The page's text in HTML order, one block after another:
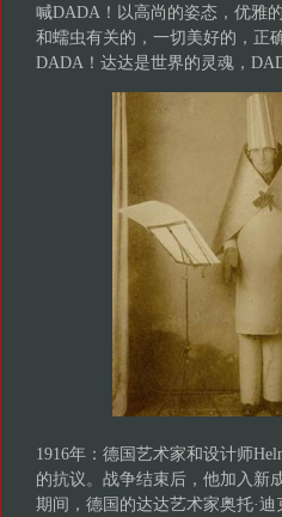
喊DADA！以高尚的姿态，优雅
和蠕虫有关的，一切美好的，正
DADA！达达是世界的灵魂，
1916年：德国艺术家和设计师
的抗议。战争结束后，他加入新
期间，德国的达达艺术家奥托·